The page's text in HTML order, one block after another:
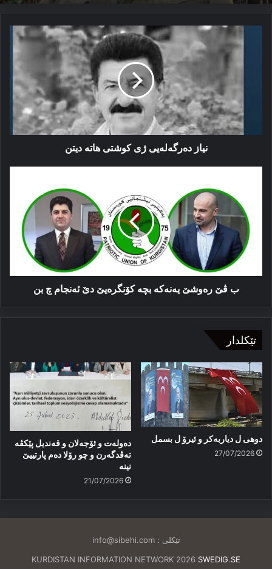
نیاز
ده‌رگه‌له‌یی
کوشتی
نیاز ده‌رگه‌له‌یی ژی کوشتی هاتە دیتن
ب
رەوشێ
یەنەكە
بچە
كۆنگرەیێ
دێ
ئەنجام
چ
ب ڤێ رەوشێ یەنەكە بچە كۆنگرەیێ دێ ئەنجام چ بن
تێکلدار
دوهی ل دیاربەکر و ئیرۆ ل بسمل
27/07/2026
دەولەت و ئۆجەلان و قەندیل پێکڤە
تەڤدگەرن و چو رۆلا دەم پارتییێ
نینە
21/07/2026
تێکلی :info@sibehi.com
KURDISTAN INFORMATION NETWORK 2026 SWEDIG.SE